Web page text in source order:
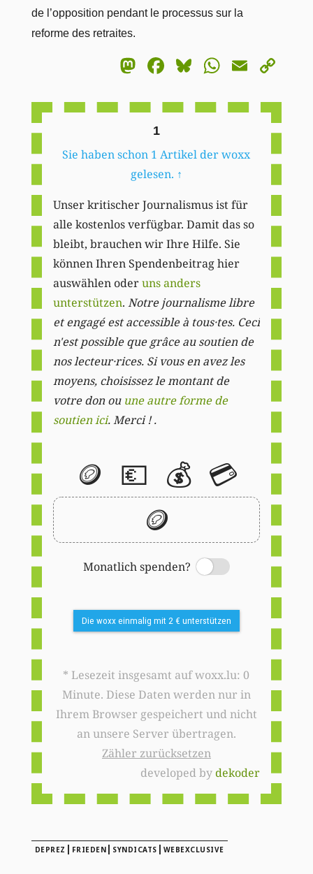
de l’opposition pendant le processus sur la
reforme des retraites.
Mastodon
Facebook
BlueskyEmail
1
Sie haben schon 1 Artikel der woxx
gelesen. ↑
Unser kritischer Journalismus ist für
alle kostenlos verfügbar. Damit das so
bleibt, brauchen wir Ihre Hilfe. Sie
können Ihren Spendenbeitrag hier
auswählen oderuns anders
unterstützen. Notre journalisme libre
et engagé est accessible à tous·tes. Ceci
n'est possible que grâce au soutien de
nos lecteur·rices. Si vous en avez les
moyens, choisissez le montant de
votre don ou une autre forme de
soutien ici. Merci ! .
🪙 💶 💰 💳
🪙
Monatlich spenden?
Switch
Die woxx einmalig mit 2 € unterstützen
* Lesezeit insgesamt auf woxx.lu: 0
Minute. Diese Daten werden nur in
Ihrem Browser gespeichert und nicht
an unsere Server übertragen.
Zähler zurücksetzen
developed bydekoder
DEPREZ | FRIEDEN | SYNDICATS | WEBEXCLUSIVE